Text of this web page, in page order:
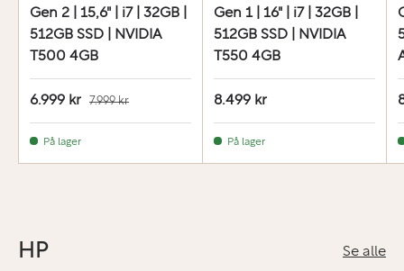
Gen 2 | 15,6" | i7 | 32GB |
512GB SSD | NVIDIA
T500 4GB
6.999 kr 7.999 kr
På lager
Gen 1 | 16" | i7 | 32GB |
512GB SSD | NVIDIA
T550 4GB
8.499 kr
På lager
HP Se alle